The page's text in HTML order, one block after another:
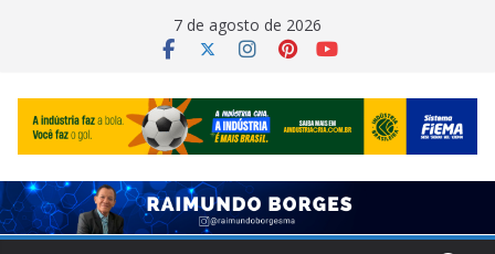
7 de agosto de 2026